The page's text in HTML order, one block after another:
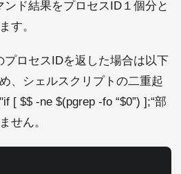
ド結果をプロセスID１個分と
す。
プロセスIDを返した場合は以下
、シェルスクリプトの二重起
[ $$ -ne $(pgrep -fo “$0”) ];“部
せん。